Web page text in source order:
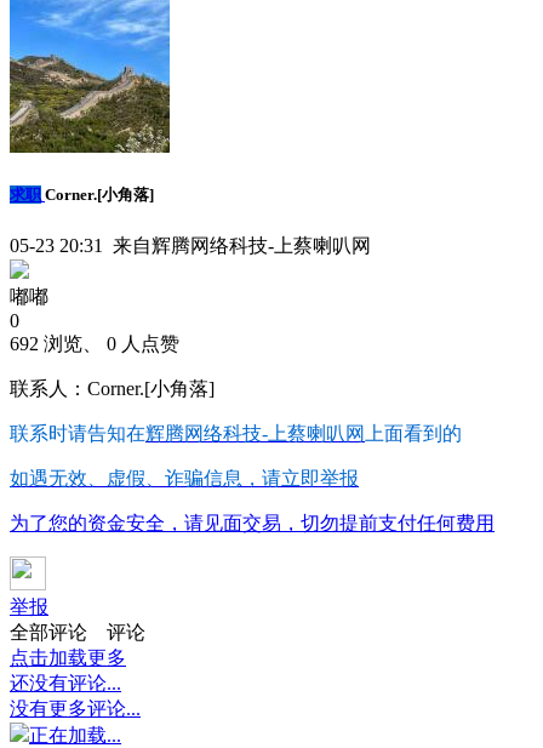
求职 Corner.[小角落]
05-23 20:31 来自辉腾网络科技-上蔡喇叭网
嘟嘟
0
692 浏览、 0 人点赞
联系人：Corner.[小角落]
联系时请告知在辉腾网络科技-上蔡喇叭网 上面看到的
如遇无效、虚假、诈骗信息，请立即举报
为了您的资金安全，请见面交易，切勿提前支付任何费用
举报
全部评论
评论
点击加载更多
还没有评论...
没有更多评论...
正在加载...